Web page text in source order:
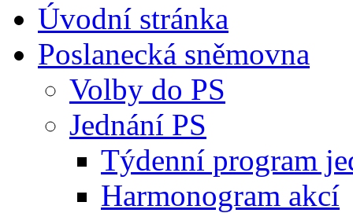
Úvodní stránka
Poslanecká sněmovna
Volby do PS
Jednání PS
Týdenní program
Harmonogram akcí